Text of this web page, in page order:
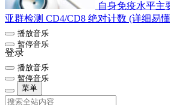
自身免疫水平主
亚群检测 CD4/CD8 绝对计数 (详细易
播放音乐
暂停音乐
登录
播放音乐
暂停音乐
菜单